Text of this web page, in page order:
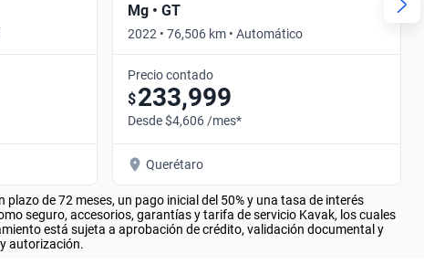
Mg • GT
2022 • 76,506 km • Automático
Precio contado
$233,999
Desde $4,606 /mes*
Querétaro
de 72 meses, un pago inicial del 50% y una tasa de interés
seguro, accesorios, garantías y tarifa de servicio Kavak, los cuales
está sujeta a aprobación de crédito, validación documental y
autorización.